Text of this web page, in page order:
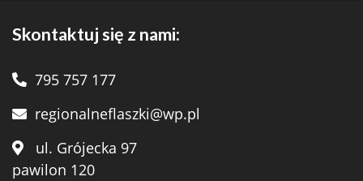
Skontaktuj się z nami:
795 757 177
regionalneflaszki@wp.pl
ul. Grójecka 97
pawilon 120